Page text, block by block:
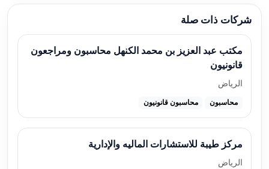
شركات ذات صلة
مكتب عبد العزيز بن محمد الكنهل محاسبون ومراجعون
قانونيون
الرياض
محاسبون محاسبون قانونيون
مركز طيبة للاستشارات الماليه والإدارية
الرياض